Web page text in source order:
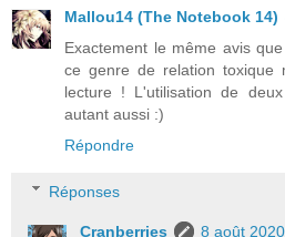
Mallou14 (The Notebook 14)
Exactement le même avis
ce genre de relation toxique
lecture ! L'utilisation de
autant aussi :)
Répondre
Réponses
Cranberries
8 août